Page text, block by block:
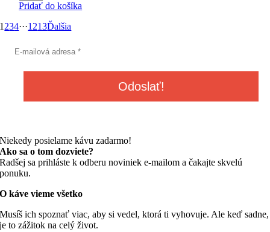
CAFFÉ
Caffé
200
g
pack
Pridať do košíka
1 234···1213Ďalšia
Niekedy posielame kávu zadarmo!
Ako sa o tom dozviete?
Radšej sa prihláste k odberu noviniek e-mailom a čakajte skvelú
ponuku.
O káve vieme všetko
Musíš ich spoznať viac, aby si vedel, ktorá ti vyhovuje. Ale keď sadne,
je to zážitok na celý život.